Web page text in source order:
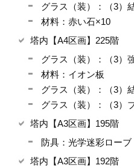
グラス（装）：（3）
材料：赤い石×10
塔内【A4区画】225階
グラス（装）：（3）
材料：イオン板
グラス（装）：（3）
グラス（装）：（3）
塔内【A3区画】195階
防具：光学迷彩ローブ
塔内【A3区画】192階